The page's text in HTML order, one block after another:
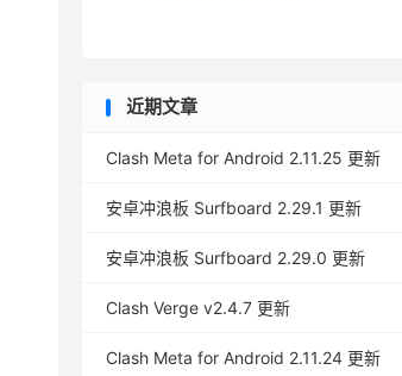
近期文章
Clash Meta for Android 2.11.25 更新
安卓冲浪板 Surfboard 2.29.1 更新
安卓冲浪板 Surfboard 2.29.0 更新
Clash Verge v2.4.7 更新
Clash Meta for Android 2.11.24 更新